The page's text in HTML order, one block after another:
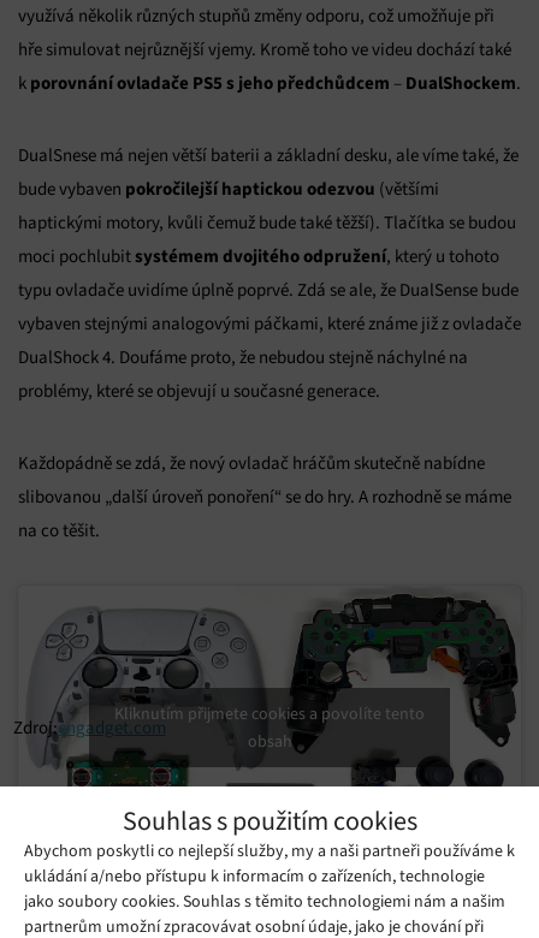
Souhlas s použitím cookies
Abychom poskytli co nejlepší služby, my a naši partneři používáme k
ukládání a/nebo přístupu k informacím o zařízeních, technologie
jako soubory cookies. Souhlas s těmito technologiemi nám a našim
partnerům umožní zpracovávat osobní údaje, jako je chování při
využívá několik různých stupňů změny odporu, což umožňuje při
hře simulovat nejrůznější vjemy. Kromě toho ve videu dochází také
k porovnání ovladače PS5 s jeho předchůdcem – DualShockem.
DualSnese má nejen větší baterii a základní desku, ale víme také, že
bude vybaven pokročilejší haptickou odezvou (většími
haptickými motory, kvůli čemuž bude také těžší). Tlačítka se budou
moci pochlubit systémem dvojitého odpružení, který u tohoto
typu ovladače uvidíme úplně poprvé. Zdá se ale, že DualSense bude
vybaven stejnými analogovými páčkami, které známe již z ovladače
DualShock 4. Doufáme proto, že nebudou stejně náchylné na
problémy, které se objevují u současné generace.
Každopádně se zdá, že nový ovladač hráčům skutečně nabídne
slibovanou „další úroveň ponoření“ se do hry. A rozhodně se máme
na co těšit.
Zdroj:engadget.com
Kliknutím přijmete cookies a povolíte tento
obsah
Mohlo by se vám líbit